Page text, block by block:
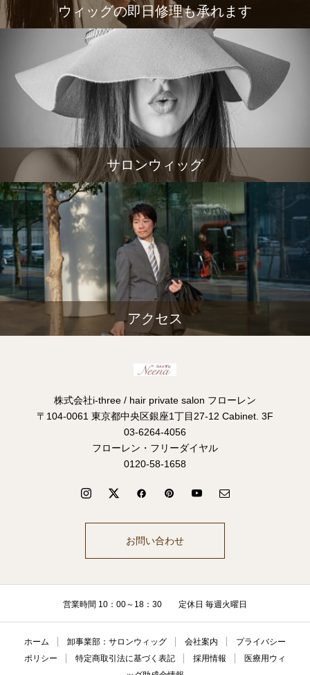
ウィッグの即日修理も承れます
サロンウィッグ
アクセス
株式会社i-three / hair private salon フローレン
〒104-0061 東京都中央区銀座1丁目27-12 Cabinet. 3F
03-6264-4056
フローレン・フリーダイヤル
0120-58-1658
お問い合わせ
営業時間 10：00～18：30 定休日 毎週火曜日
ホーム 卸事業部：サロンウィッグ 会社案内
プライバシー
ポリシー
特定商取引法に基づく表記 採用情報
医療用ウィ